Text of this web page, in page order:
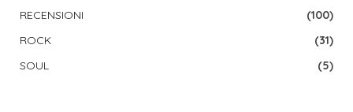
RECENSIONI
(100)
ROCK
(31)
SOUL
(5)